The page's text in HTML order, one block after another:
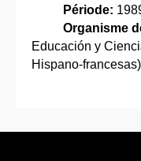
Période:
Organisme
Educación y
Hispano-francesas)